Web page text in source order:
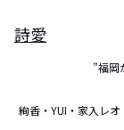
詩愛
”福岡
絢香・YUI・家入レ